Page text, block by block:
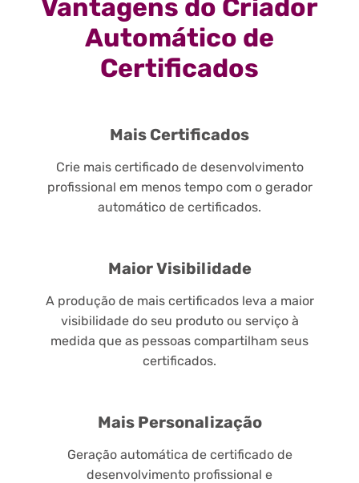
Vantagens do Criador
Automático de
Certificados
Mais Certificados
Crie mais certificado de desenvolvimento
profissional em menos tempo com o gerador
automático de certificados.
Maior Visibilidade
A produção de mais certificados leva a maior
visibilidade do seu produto ou serviço à
medida que as pessoas compartilham seus
certificados.
Mais Personalização
Geração automática de certificado de
desenvolvimento profissional e